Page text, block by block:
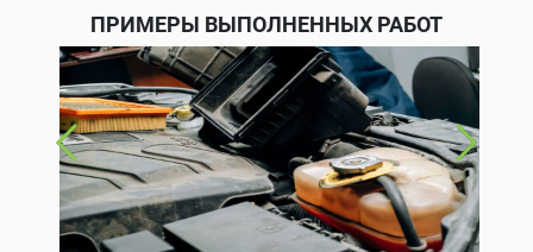
ПРИМЕРЫ ВЫПОЛНЕННЫХ РАБОТ